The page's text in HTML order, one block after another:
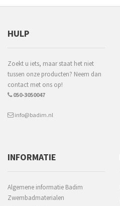
HULP
Zoekt u iets, maar staat het niet
tussen onze producten? Neem dan
contact met ons op!
050-3050047
info@badim.nl
INFORMATIE
Algemene informatie Badim
Zwembadmaterialen